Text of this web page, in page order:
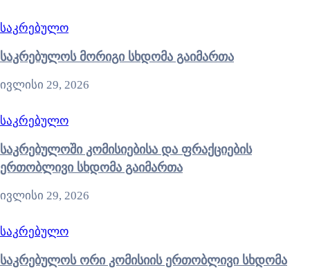
საკრებულო
საკრებულოს მორიგი სხდომა გაიმართა
ივლისი 29, 2026
საკრებულო
საკრებულოში კომისიებისა და ფრაქციების
ერთობლივი სხდომა გაიმართა
ივლისი 29, 2026
საკრებულო
საკრებულოს ორი კომისიის ერთობლივი სხდომა